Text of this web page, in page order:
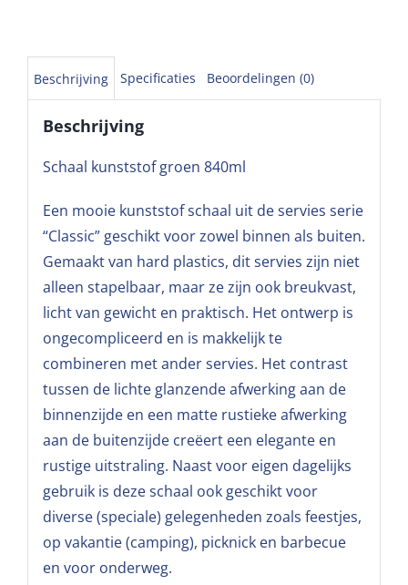
Beschrijving Specificaties Beoordelingen (0)
Beschrijving
Schaal kunststof groen 840ml
Een mooie kunststof schaal uit de servies serie
“Classic” geschikt voor zowel binnen als buiten.
Gemaakt van hard plastics, dit servies zijn niet
alleen stapelbaar, maar ze zijn ook breukvast,
licht van gewicht en praktisch. Het ontwerp is
ongecompliceerd en is makkelijk te
combineren met ander servies. Het contrast
tussen de lichte glanzende afwerking aan de
binnenzijde en een matte rustieke afwerking
aan de buitenzijde creëert een elegante en
rustige uitstraling. Naast voor eigen dagelijks
gebruik is deze schaal ook geschikt voor
diverse (speciale) gelegenheden zoals feestjes,
op vakantie (camping), picknick en barbecue
en voor onderweg.